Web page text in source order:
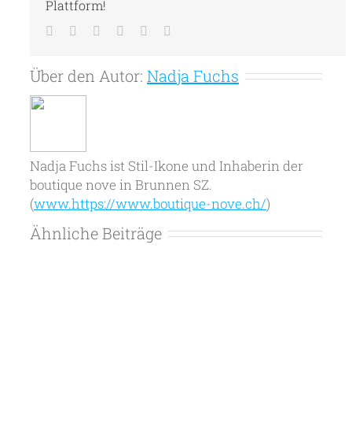
Plattform!
Facebook
TwitterLinkedIn
TumblrPinterest
Über den Autor: Nadja Fuchs
Nadja Fuchs ist Stil-Ikone und Inhaberin der
boutique nove in Brunnen SZ.
(www.https://www.boutique-nove.ch/)
Ähnliche Beiträge